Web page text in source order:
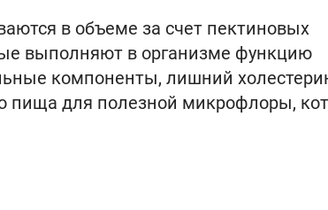
в объеме за счет пектиновых
выполняют в организме функцию
компоненты, лишний
пища для полезной микрофлоры,